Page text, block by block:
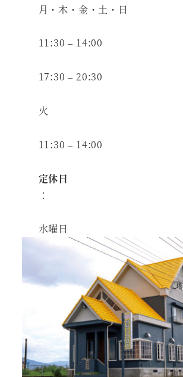
月・木・金・土・日
11:30 – 14:00
17:30 – 20:30
火
11:30 – 14:00
定休日
：
水曜日